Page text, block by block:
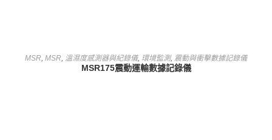
查看內容
MSR MSR 溫濕度感測器與紀錄儀, 環境監測, 震動與衝擊數據記錄儀
MSR175震動運輸數據記錄儀